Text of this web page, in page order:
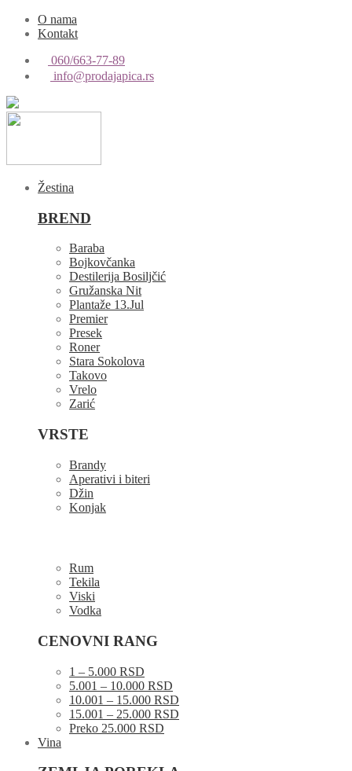
O nama
Kontakt
060/663-77-89
info@prodajapica.rs
Žestina
BREND
Baraba
Bojkovčanka
Destilerija Bosiljčić
Gružanska Nit
Plantaže 13.Jul
Premier
Presek
Roner
Stara Sokolova
Takovo
Vrelo
Zarić
VRSTE
Brandy
Aperativi i biteri
Džin
Konjak
Rum
Tekila
Viski
Vodka
CENOVNI RANG
1 – 5.000 RSD
5.001 – 10.000 RSD
10.001 – 15.000 RSD
15.001 – 25.000 RSD
Preko 25.000 RSD
Vina